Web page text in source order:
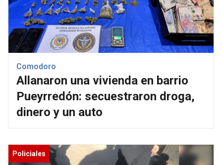
Comodoro
Allanaron una vivienda en barrio
Pueyrredón: secuestraron droga,
dinero y un auto
Policiales